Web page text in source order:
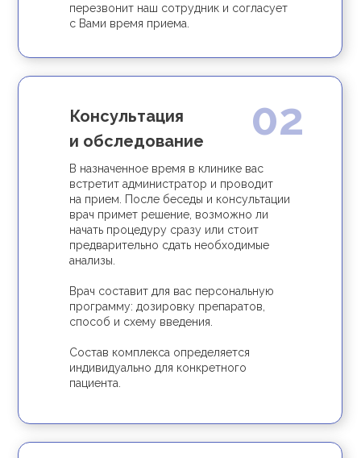
перезвонит наш сотрудник и согласует
с Вами время приема.
Консультация
и обследование
В назначенное время в клинике вас
встретит администратор и проводит
на прием. После беседы и консультации
врач примет решение, возможно ли
начать процедуру сразу или стоит
предварительно сдать необходимые
анализы.
Врач составит для вас персональную
программу: дозировку препаратов,
способ и схему введения.
Состав комплекса определяется
индивидуально для конкретного
пациента.
02